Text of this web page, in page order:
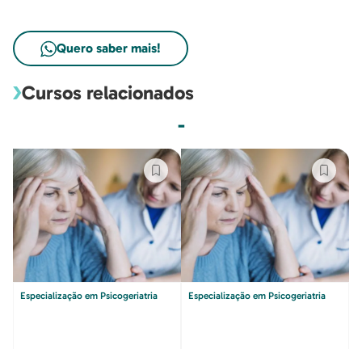
Quero saber mais!
Cursos relacionados
-
Especialização em Psicogeriatria Especialização em Psicogeriatria